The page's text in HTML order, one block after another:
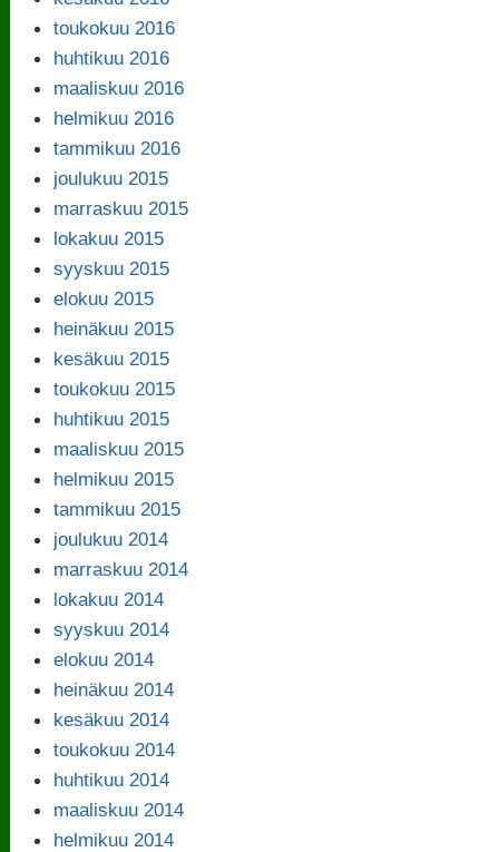
toukokuu 2016
huhtikuu 2016
maaliskuu 2016
helmikuu 2016
tammikuu 2016
joulukuu 2015
marraskuu 2015
lokakuu 2015
syyskuu 2015
elokuu 2015
heinäkuu 2015
kesäkuu 2015
toukokuu 2015
huhtikuu 2015
maaliskuu 2015
helmikuu 2015
tammikuu 2015
joulukuu 2014
marraskuu 2014
lokakuu 2014
syyskuu 2014
elokuu 2014
heinäkuu 2014
kesäkuu 2014
toukokuu 2014
huhtikuu 2014
maaliskuu 2014
helmikuu 2014